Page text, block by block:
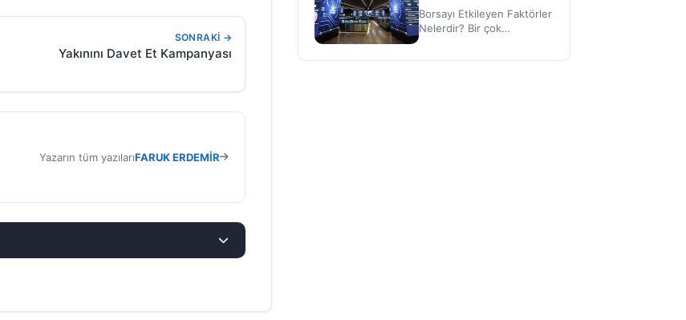
SONRAKI →
Yakınını Davet Et Kampanyası
Yazarın tüm yazılarıFARUK ERDEMIR
Borsayı Etkileyen Faktörler
Nelerdir? Bir çok
gelişmelerini yakından